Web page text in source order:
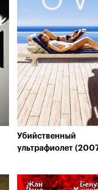
Убийственный
ультрафиолет